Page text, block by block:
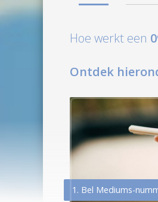
Hoe werkt een
Ontdek
1. Bel Mediums-